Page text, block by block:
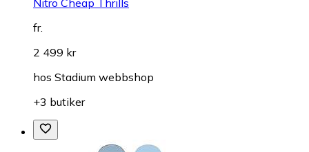
Nitro Cheap Thrills
fr.
2 499 kr
hos Stadium webbshop
+3 butiker